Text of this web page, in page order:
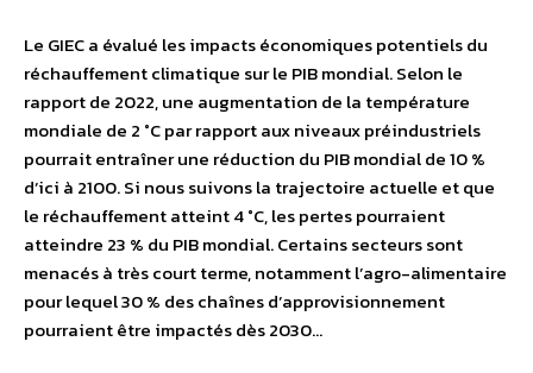
Le GIEC a évalué les impacts économiques potentiels du
réchauffement climatique sur le PIB mondial. Selon le
rapport de 2022, une augmentation de la température
mondiale de 2 °C par rapport aux niveaux préindustriels
pourrait entraîner une réduction du PIB mondial de 10 %
d’ici à 2100. Si nous suivons la trajectoire actuelle et que
le réchauffement atteint 4 °C, les pertes pourraient
atteindre 23 % du PIB mondial. Certains secteurs sont
menacés à très court terme, notamment l’agro-alimentaire
pour lequel 30 % des chaînes d’approvisionnement
pourraient être impactés dès 2030…